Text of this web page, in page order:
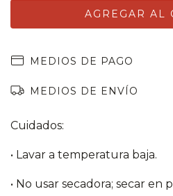
MEDIOS DE PAGO
MEDIOS DE ENVÍO
Cuidados:
• Lavar a temperatura baja.
• No usar secadora; secar en